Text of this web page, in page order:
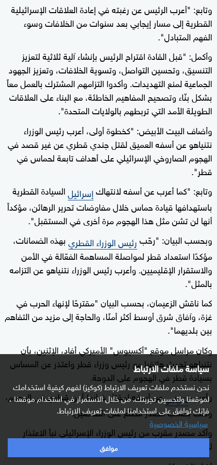
سياسة ملفات الارتباط
نحن نستخدم ملفات تعريف الارتباط (كوكيز) لفهم كيفية استخدامك
لموقعنا ولتحسين تجربتك. من خلال الاستمرار في استخدام موقعنا ،
فإنك توافق على استخدامنا لملفات تعريف الارتباط.
سياسية الخصوصية
موافق
وتابع: "أعرب الرئيس عن رغبته في إعادة العلاقات الإسرائيلية
القطرية إلى مسار إيجابي بعد سنوات من الخلافات وسوء
الفهم المتبادل".
وأكمل: "قبل القادة اقتراح الرئيس بإنشاء آلية ثلاثية لتعزيز
التنسيق، وتحسين التواصل، وتسوية الخلافات، وتعزيز الجهود
الجماعية لمنع التهديدات. وأكدوا التزامهم المشترك بالعمل معاً
بشكل بنّاء وتصحيح المفاهيم الخاطئة، مع البناء على العلاقات
الطويلة الأمد التي تربطهم بالولايات المتحدة".
وأضاف البيت الأبيض: "كخطوة أولى، أعرب رئيس الوزراء
نتنياهو عن أسفه العميق لقتل جندي قطري عن غير قصد في
الهجوم الصاروخي الإسرائيلي على أهداف تابعة لحماس في
قطر".
وتابع: "كما أعرب عن أسفه لانتهاكإسرائيلالسيادة القطرية
باستهدافها قيادة حماس خلال مفاوضات تحرير الرهائن، مؤكداً
أنها لن تشن مثل هذا الهجوم مرة أخرى في المستقبل".
وبحسب البيان: "رحّبرئيس الوزراء القطريبهذه الضمانات،
مؤكدًا استعداد قطر لمواصلة المساهمة الفعّالة في الأمن
والاستقرار الإقليميين. وأعرب رئيس الوزراء نتنياهو عن التزامه
بالمثل".
كما ناقش الزعيمان، بحسب البيان "مقترحًا لإنهاء الحرب في
غزة، وآفاق شرق أوسط أكثر أمنًا، والحاجة إلى مزيد من التفاهم
بين بلديهما".
وكان مراسل موقع "أكسيوس" الأميركي أفاد، الإثنين، بأن
نتنياهو تحدث هاتفيا مع رئيس وزراء قطر واعتذر عن المساس
بسيادة قطر في الهجوم على الدوحة.
وأعربنتنياهوعن أسفه لمقتل ضابط أمن قطري في الهجوم،
وذلك بحسب مصدر مطلع على التفاصيل.
وأكد مصدر مقرب من رئيس الوزراء الإسرائيلي نبأ الاعتذار
لوكالة رويترز.